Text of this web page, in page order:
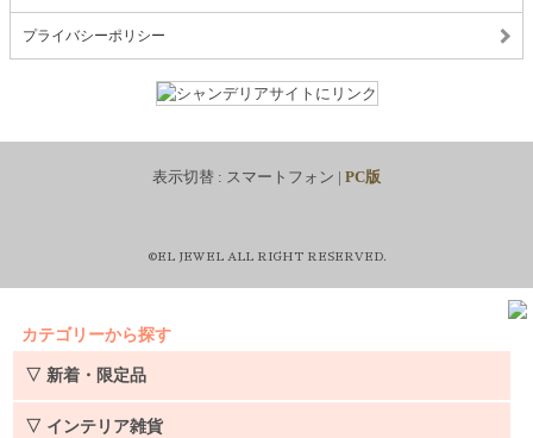
プライバシーポリシー
表示切替 : スマートフォン | PC版
©EL JEWEL ALL RIGHT RESERVED.
カテゴリーから探す
▽ 新着・限定品
▽ インテリア雑貨